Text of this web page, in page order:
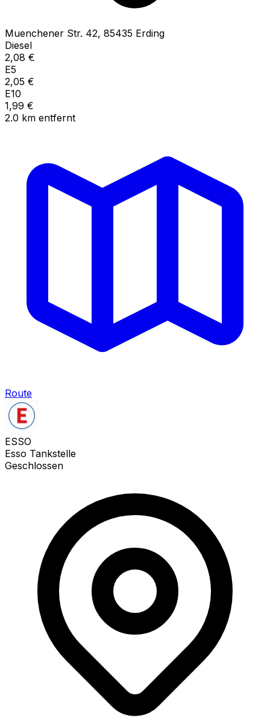
Muenchener Str. 42, 85435 Erding
Diesel
2,08 €
E5
2,05 €
E10
1,99 €
2.0 km entfernt
Route
ESSO
Esso Tankstelle
Geschlossen